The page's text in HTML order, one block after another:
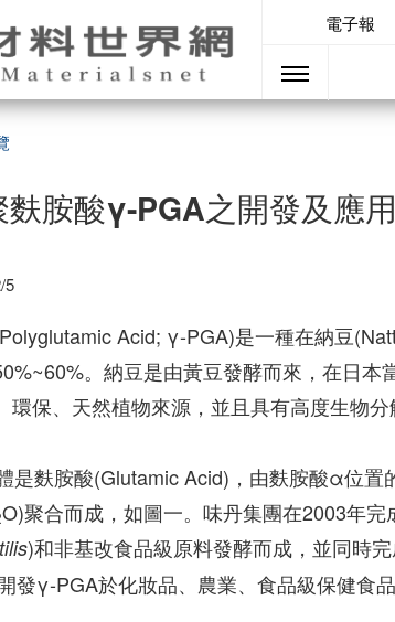
電子報
胺酸γ-PGA之開發及應用
5
Acid; γ-PGA)是一種在納豆
。納豆是由黃豆發酵而來，在日
環保、天然植物來源，並且具有高度生物分
是麩胺酸(Glutamic Acid)，由麩胺酸α位置
O)聚合而成，如圖一。味丹集團在2003年
)和非基改食品級原料發酵而成，並同時
發γ-PGA於化妝品、農業、食品級保健食品